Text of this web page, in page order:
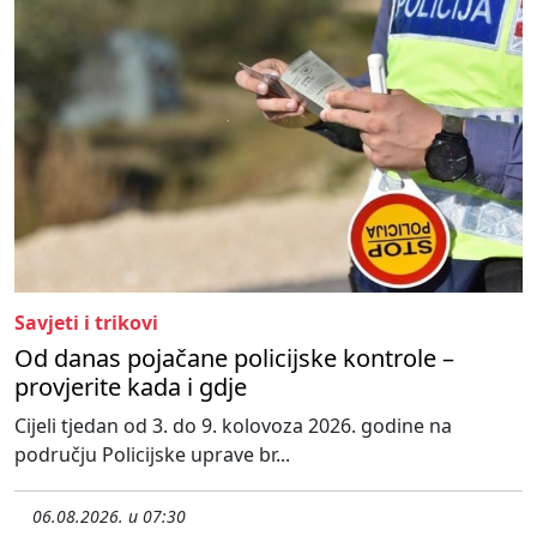
Savjeti i trikovi
Od danas pojačane policijske kontrole –
provjerite kada i gdje
Cijeli tjedan od 3. do 9. kolovoza 2026. godine na
području Policijske uprave br...
06.08.2026. u 07:30